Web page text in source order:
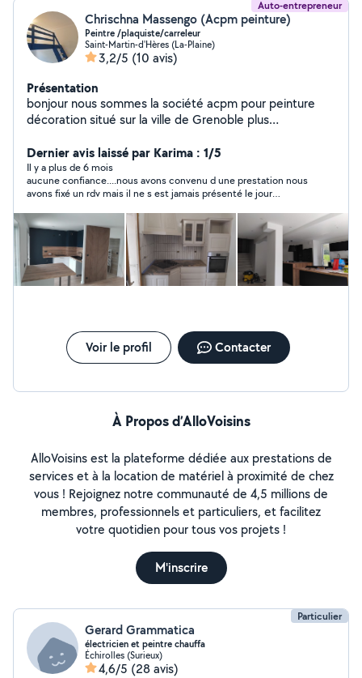
Auto-entrepreneur
Chrischna Massengo (Acpm peinture)
Peintre /plaquiste/carreleur
Saint-Martin-d'Hères (La-Plaine)
3,2/5 (10 avis)
Présentation
bonjour nous sommes la société acpm pour peinture
décoration situé sur la ville de Grenoble plus
spécialisé dans la pose placo platre peinture carrelage
bande à joint pose de parquet flottant.j'ai créé ma
société après 12ans d'expérience en tant que peintre
en bâtiment dans une société Grenobloise et à
l'extérieur conscient de mes prestations soignées
auprès de plusieurs clients j'ai préféré creer la propre
structure après une longue réflexion. Si vous êtes
intéressé par nos services veuillez nous contacter .
Dernier avis laissé par Karima : 1/5
Il y a plus de 6 mois
aucune confiance....nous avons convenu d une prestation nous
avons fixé un rdv mais il ne s est jamais présenté le jour
Voir le profil Contacter
À Propos d’AlloVoisins
AlloVoisins est la plateforme dédiée aux prestations de
services et à la location de matériel à proximité de chez
vous ! Rejoignez notre communauté de 4,5 millions de
membres, professionnels et particuliers, et facilitez
votre quotidien pour tous vos projets !
M'inscrire
Particulier
Gerard Grammatica
électricien et peintre chauffa
Échirolles (Surieux)
4,6/5 (28 avis)